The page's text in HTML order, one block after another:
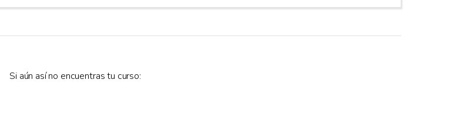
Si aún así no encuentras tu curso: